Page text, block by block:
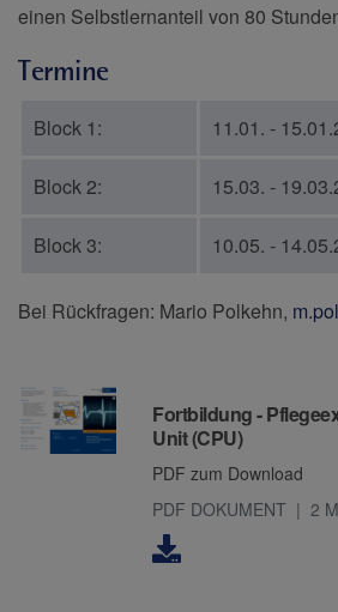
einen Selbstlernanteil von 80
Termine
Block 1: 11.01. -
Block 2: 15.03. -
Block 3: 10.05. -
Bei Rückfragen: Mario Polkehn,
Downloads
Fortbildung -
Unit (CPU)
PDF zum Download
PDF DOKUMENT
2